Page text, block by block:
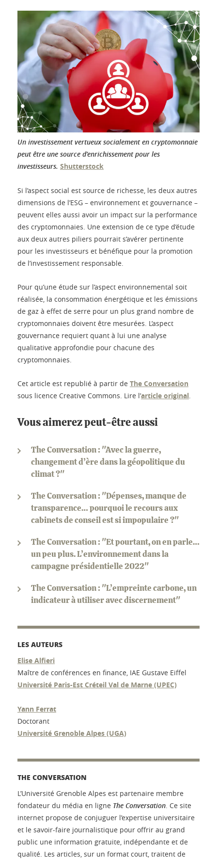
Un investissement vertueux socialement en cryptomonnaie
peut être une source d’enrichissement pour les
investisseurs. Shutterstock
Si l’aspect social est source de richesse, les deux autres
dimensions de l’ESG – environnement et gouvernance –
peuvent elles aussi avoir un impact sur la performance
des cryptomonnaies. Une extension de ce type d’étude
aux deux autres piliers pourrait s’avérer pertinente
pour les investisseurs et bénéfique pour la promotion
de l’investissement responsable.
Pour qu’une étude sur l’aspect environnemental soit
réalisée, la consommation énergétique et les émissions
de gaz à effet de serre pour un plus grand nombre de
cryptomonnaies doivent être mesurées. L’aspect
gouvernance requiert quant à lui une analyse
qualitative approfondie pour chacune des
cryptomonnaies.
Cet article est republié à partir de The Conversation
sous licence Creative Commons. Lire l’article original.
Vous aimerez peut-être aussi
The Conversation : "Avec la guerre,
changement d’ère dans la géopolitique du
climat ?"
The Conversation : "Dépenses, manque de
transparence… pourquoi le recours aux
cabinets de conseil est si impopulaire ?"
The Conversation : "Et pourtant, on en parle…
un peu plus. L’environnement dans la
campagne présidentielle 2022"
The Conversation : "L’empreinte carbone, un
indicateur à utiliser avec discernement"
LES AUTEURS
Elise Alfieri
Maître de conférences en finance, IAE Gustave Eiffel
Université Paris-Est Créteil Val de Marne (UPEC)
Yann Ferrat
Doctorant
Université Grenoble Alpes (UGA)
THE CONVERSATION
L’Université Grenoble Alpes est partenaire membre
fondateur du média en ligne The Conversation. Ce site
internet propose de conjuguer l’expertise universitaire
et le savoir-faire journalistique pour offrir au grand
public une information gratuite, indépendante et de
qualité. Les articles, sur un format court, traitent de